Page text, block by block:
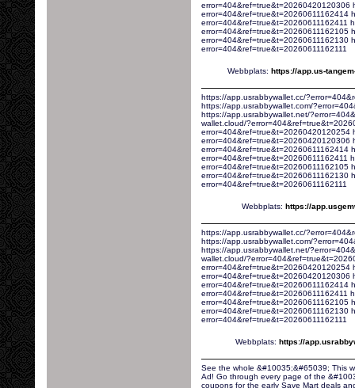
error=404&ref=true&t=20260420120306
error=404&ref=true&t=20260611162414
error=404&ref=true&t=20260611162411
error=404&ref=true&t=20260611162105
error=404&ref=true&t=20260611162130
error=404&ref=true&t=20260611162111
Webbplats: https://app.us-
https://app.usrabbywallet.cc/
https://app.usrabbywallet.com/
https://app.usrabbywallet.net/
wallet.cloud/
error=404&ref=true&t=20260420120254
error=404&ref=true&t=20260420120306
error=404&ref=true&t=20260611162414
error=404&ref=true&t=20260611162411
error=404&ref=true&t=20260611162105
error=404&ref=true&t=20260611162130
error=404&ref=true&t=20260611162111
Webbplats: https://
https://app.usrabbywallet.cc/
https://app.usrabbywallet.com/
https://app.usrabbywallet.net/
wallet.cloud/
error=404&ref=true&t=20260420120254
error=404&ref=true&t=20260420120306
error=404&ref=true&t=20260611162414
error=404&ref=true&t=20260611162411
error=404&ref=true&t=20260611162105
error=404&ref=true&t=20260611162130
error=404&ref=true&t=20260611162111
Webbplats: https://
See the whole &#10035;&#65039; This
Ad! Go through every page of the
coupons for the early Save Mart deals